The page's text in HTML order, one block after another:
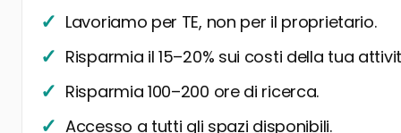
Lavoriamo per TE, non per il proprietario.
Risparmia il 15–20% sui costi della tua
Risparmia 100–200 ore di ricerca.
Accesso a tutti gli spazi disponibili.